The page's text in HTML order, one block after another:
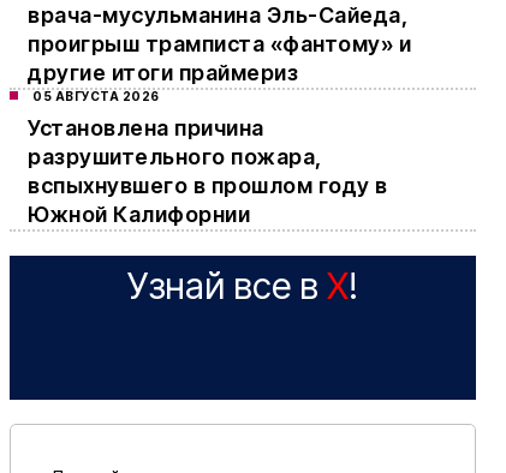
врача-мусульманина Эль-Сайеда,
проигрыш трамписта «фантому» и
другие итоги праймериз
05 АВГУСТА 2026
Установлена причина
разрушительного пожара,
вспыхнувшего в прошлом году в
Южной Калифорнии
Узнай все в X!